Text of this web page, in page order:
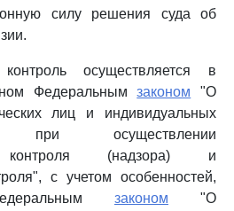
силу решения суда об
осуществляется в
Федеральнымзаконом "О
лиц и индивидуальных
при осуществлении
контроля (надзора) и
с учетом особенностей,
законом "О